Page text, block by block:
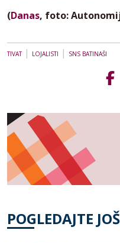
(Danas, foto:
TIVAT| LOJALISTI | SNS BATINAŠI
POGLEDAJTE JOŠ